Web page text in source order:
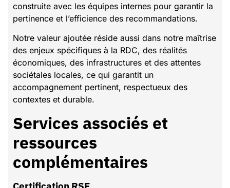
construite avec les équipes internes pour garantir la
pertinence et l’efficience des recommandations.
Notre valeur ajoutée réside aussi dans notre maîtrise
des enjeux spécifiques à la RDC, des réalités
économiques, des infrastructures et des attentes
sociétales locales, ce qui garantit un
accompagnement pertinent, respectueux des
contextes et durable.
Services associés et
ressources
complémentaires